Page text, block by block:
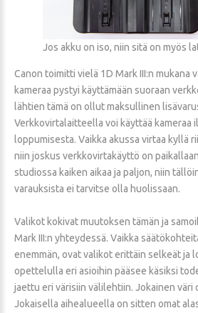
Jos akku on iso, niin sitä on myös
Canon toimitti vielä 1D Mark III:n mukana
kameraa pystyi käyttämään suoraan
lähtien tämä on ollut maksullinen
Verkkovirtalaitteella voi käyttää kameraa
loppumisesta. Vaikka akussa virtaa kyllä
niin joskus verkkovirtakäyttö on
studiossa kaiken aikaa ja paljon, niin
varauksista ei tarvitse olla huolissaan.
Valikot kokivat muutoksen tämän ja
Mark III:n yhteydessä. Vaikka
enemmän, ovat valikot erittäin selkeät ja
opettelulla eri asioihin pääsee käsiksi
jaettu eri värisiin välilehtiin. Jokainen väri
Jokaisella aihealueella on sitten omat